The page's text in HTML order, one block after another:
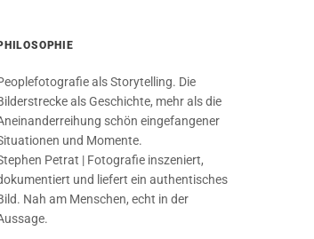
als Storytelling. Die
als Geschichte, mehr als die
schön eingefangener
und Momente.
Petrat | Fotografie inszeniert,
und liefert ein authentisches
Nah am Menschen, echt in der